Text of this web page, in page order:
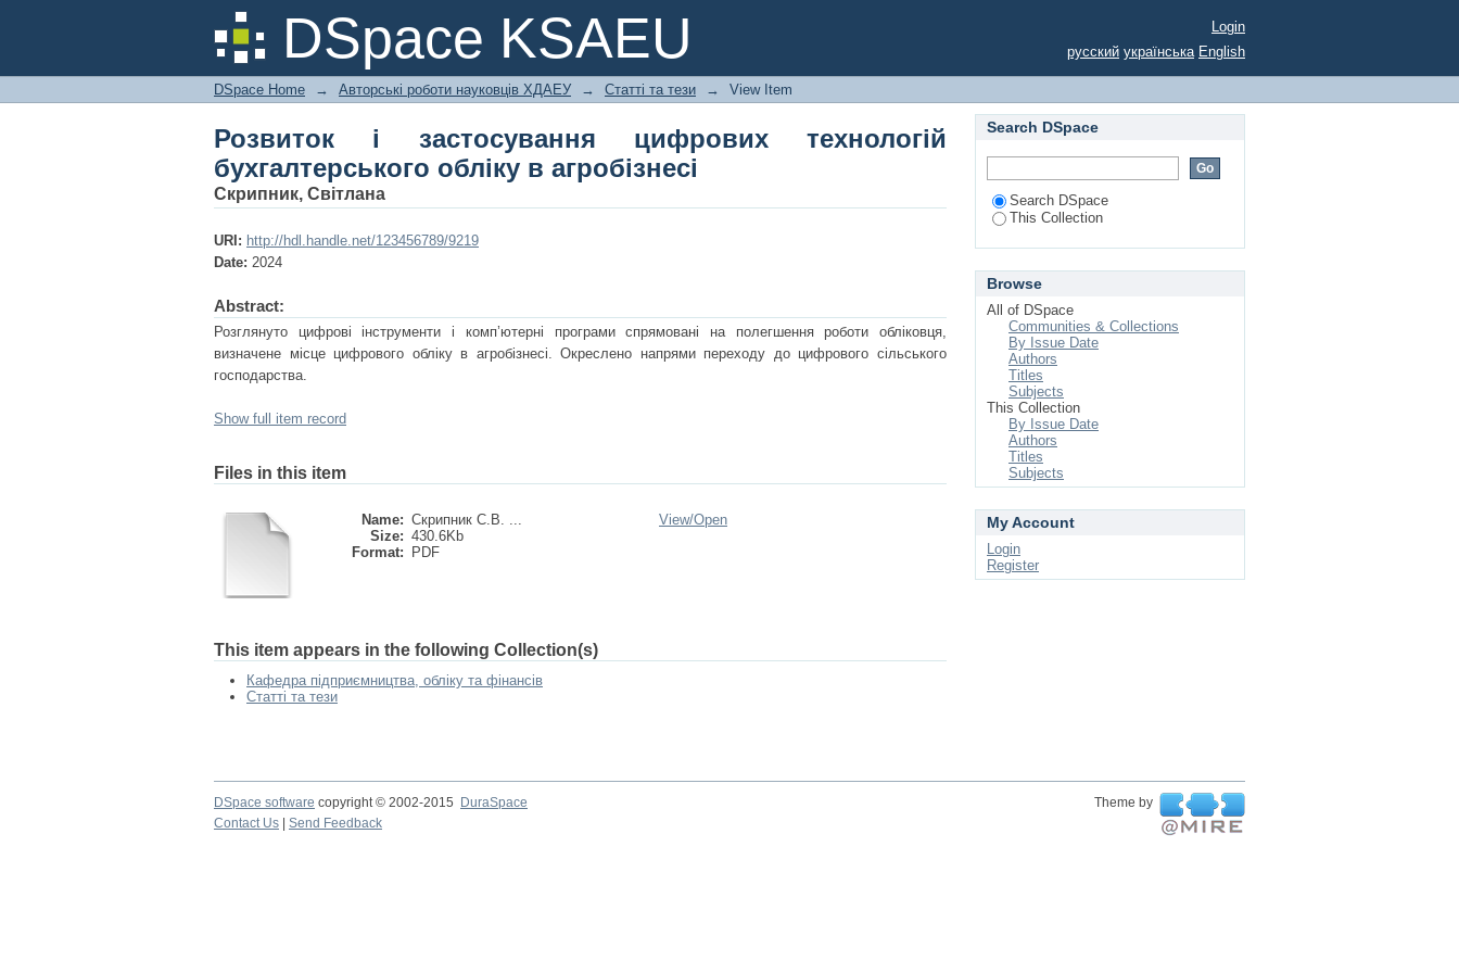
DSpace KSAEU
Розвиток і застосування цифрових технологій бухгалтерського обліку в
агробізнесі
Login
русский українська English
DSpace Home → Авторські роботи науковців ХДАЕУ → Статті та тези → View Item
Розвиток і застосування цифрових технологій
бухгалтерського обліку в агробізнесі
Скрипник, Світлана
URI: http://hdl.handle.net/123456789/9219
Date: 2024
Abstract:
Розглянуто цифрові інструменти і комп’ютерні програми спрямовані на полегшення роботи обліковця,
визначене місце цифрового обліку в агробізнесі. Окреслено напрями переходу до цифрового сільського
господарства.
Show full item record
Files in this item
Name: Скрипник С.В. ...
Size: 430.6Kb
Format:
PDF
View/Open
This item appears in the following Collection(s)
Кафедра підприємництва, обліку та фінансів
Статті та тези
Search DSpace
Search DSpace
This Collection
Browse
All of DSpace
Communities & Collections
By Issue Date
Authors
Titles
Subjects
This Collection
By Issue Date
Authors
Titles
Subjects
My Account
Login
Register
DSpace software copyright © 2002-2015 DuraSpace
Theme by
Contact Us
Send Feedback